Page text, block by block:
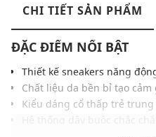
CHI TIẾT SẢN PHẨM
ĐẶC ĐIỂM NỔI BẬT
Thiết kế sneakers năng
Chất liệu da bền bỉ tạo cảm
Kiểu dáng cổ thấp trẻ